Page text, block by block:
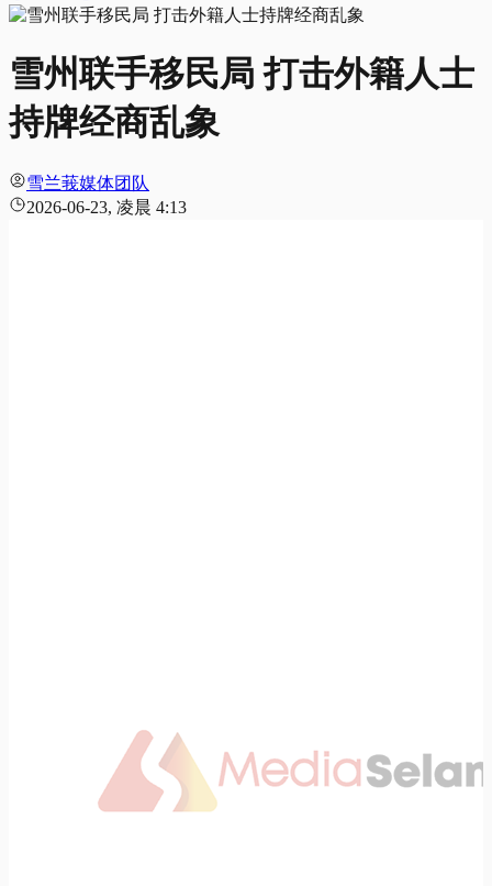
雪州联手移民局 打击外籍人士
持牌经商乱象
雪兰莪媒体团队
2026-06-23, 凌晨 4:13